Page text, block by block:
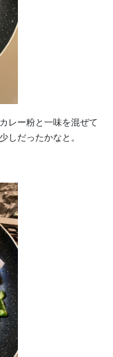
レー粉と一味を混ぜて
しだったかなと。